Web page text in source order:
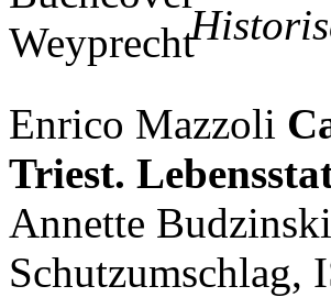
Enrico Mazzoli
Triest.
Annette
Schutzumschlag,